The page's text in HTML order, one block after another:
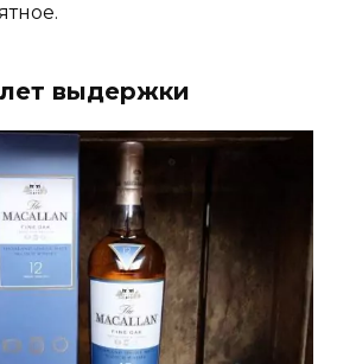
выдержки